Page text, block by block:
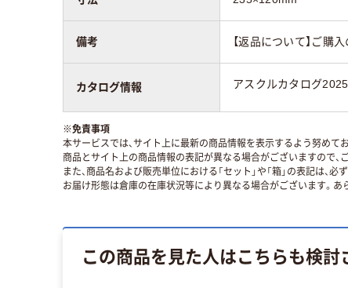
備考 【返品について】ご購
カタログ情報 アスクルカタログ2025
※免責事項
本サービスでは、サイト上に最新の商品情報を表示するよう努めてお
商品とサイト上の商品情報の表記が異なる場合がございますので
また、商品名および販売単位における「セット」や「箱」の表記は、
お届け形態は倉庫の在庫状況等により異なる場合がございます。あ
この商品を見た人はこちらも検討